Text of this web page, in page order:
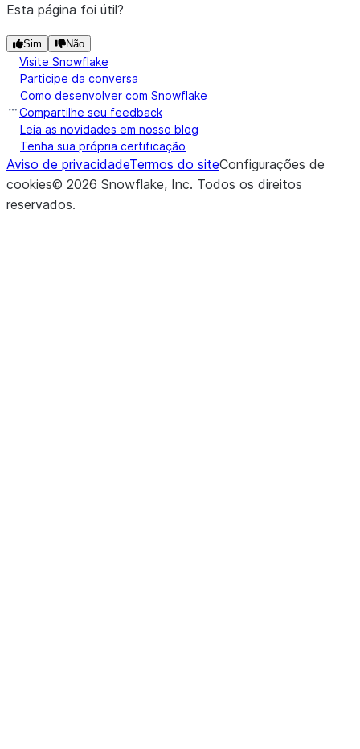
Esta página foi útil?
Sim Não
Visite Snowflake
Participe da conversa
Como desenvolver com Snowflake
Compartilhe seu feedback
Leia as novidades em nosso blog
Tenha sua própria certificação
Aviso de privacidadeTermos do siteConfigurações de
cookies© 2026 Snowflake, Inc. Todos os direitos
reservados.